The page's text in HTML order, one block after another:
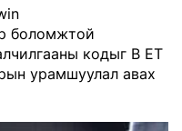
боломжтой
кодыг B ET
урамшуулал авах